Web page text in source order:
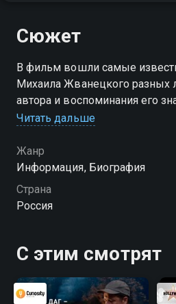
Сюжет
В фильм вошли самые
Михаила Жванецкого разных
автора и воспоминания его
разных этапах жизни писателя.
его ждут везде
Читать дальше
Жанр
Информация, Биография
Страна
Россия
С этим смотрят